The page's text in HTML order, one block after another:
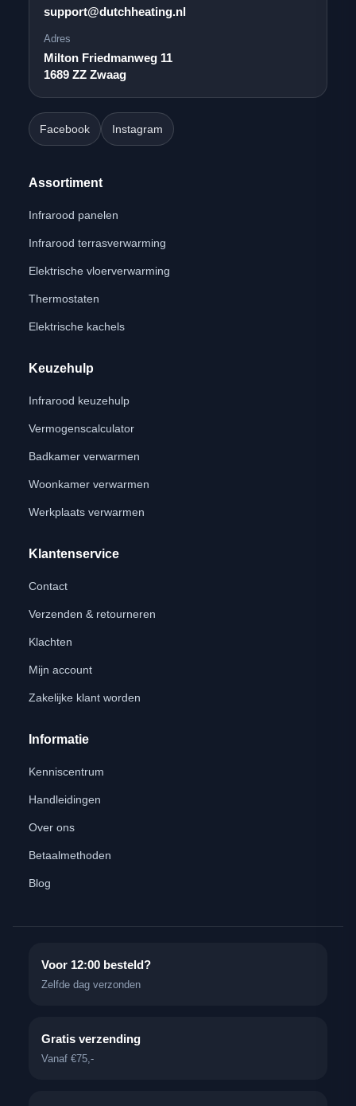
support@dutchheating.nl
Adres
Milton Friedmanweg 11
1689 ZZ Zwaag
Facebook Instagram
Assortiment
Infrarood panelen
Infrarood terrasverwarming
Elektrische vloerverwarming
Thermostaten
Elektrische kachels
Keuzehulp
Infrarood keuzehulp
Vermogenscalculator
Badkamer verwarmen
Woonkamer verwarmen
Werkplaats verwarmen
Klantenservice
Contact
Verzenden & retourneren
Klachten
Mijn account
Zakelijke klant worden
Informatie
Kenniscentrum
Handleidingen
Over ons
Betaalmethoden
Blog
Voor 12:00 besteld?
Zelfde dag verzonden
Gratis verzending
Vanaf €75,-